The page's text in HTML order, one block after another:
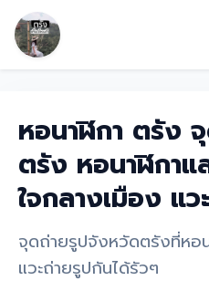
หอนาฬิกา ตรัง
ตรัง หอนาฬิกา
ใจกลางเมือง แ
จุดถ่ายรูปจังหวัดตรังที่หอ
แวะถ่ายรูปกันได้รัวๆ